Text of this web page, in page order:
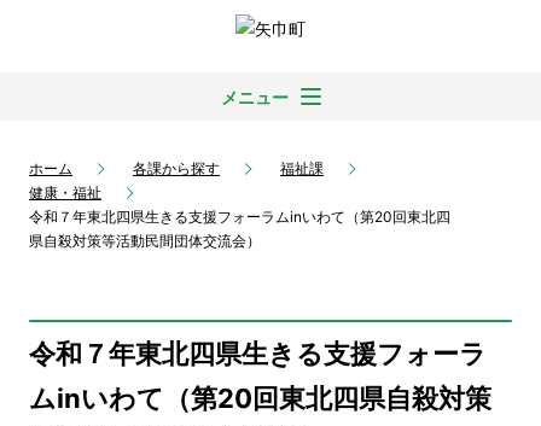
メニュー
ホーム 各課から探す
福祉課
健康・福祉
令和７年東北四県生きる支援フォーラムinいわて（第20回東北四
県自殺対策等活動民間団体交流会）
令和７年東北四県生きる支援フォーラ
ムinいわて（第20回東北四県自殺対策